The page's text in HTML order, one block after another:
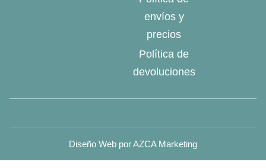
envíos y
precios
Política de
devoluciones
Diseño Web por AZCA Marketing